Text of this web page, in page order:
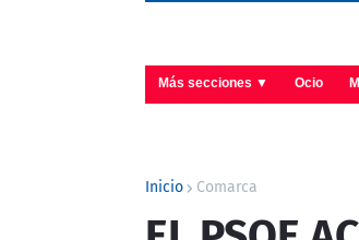
Más secciones ▼ Ocio
Inicio Comarca